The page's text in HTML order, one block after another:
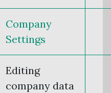
Company
Settings
Editing
company data